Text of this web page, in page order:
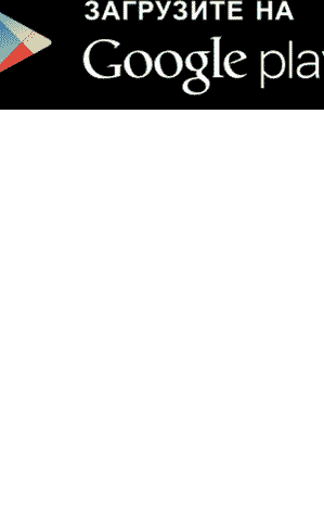
и не является
необходима